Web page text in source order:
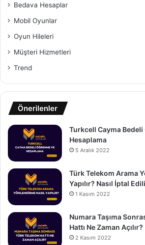
Bedava Hesaplar
Mobil Oyunlar
Oyun Hileleri
Müşteri Hizmetleri
Trend
Önerilenler
Turkcell Cayma
Hesaplama
5 Aralık 2022
Türk Telekom Arama
Yapılır? Nasıl İptal
1 Kasım 2022
Numara Taşıma
Hattı Ne Zaman Açılır?
2 Kasım 2022